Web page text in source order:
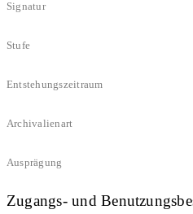
Signatur
Stufe
Entstehungszeitraum
Archivalienart
Ausprägung
Zugangs- und